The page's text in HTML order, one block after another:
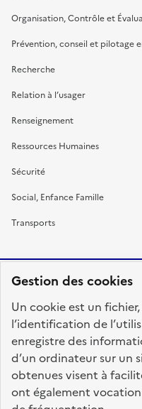
Gestion des cookies
Un cookie est un
l’identification de
enregistre des
d’un ordinateur sur un
obtenues visent à
ont également
Organisation, Contrôle et
Prévention, conseil et pilotage
Recherche
Relation à l’usager
Renseignement
Ressources Humaines
Sécurité
Social, Enfance Famille
Transports
FRANÇAISE
fonction-publique.gouv.fr